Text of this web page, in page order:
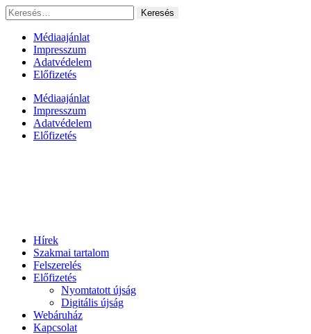
Ugrás
a
tartalomhoz
Keresés:
Médiaajánlat
Impresszum
Adatvédelem
Előfizetés
Médiaajánlat
Impresszum
Adatvédelem
Előfizetés
Hírek
Szakmai tartalom
Felszerelés
Előfizetés
Nyomtatott újság
Digitális újság
Webáruház
Kapcsolat